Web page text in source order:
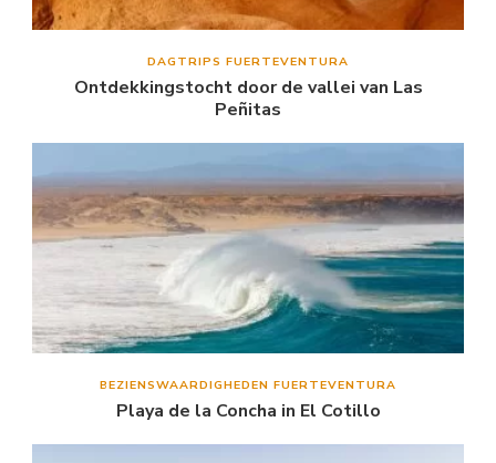
DAGTRIPS FUERTEVENTURA
Ontdekkingstocht door de vallei van Las
Peñitas
BEZIENSWAARDIGHEDEN FUERTEVENTURA
Playa de la Concha in El Cotillo